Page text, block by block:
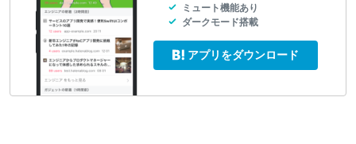
ミュート機能あり
ダークモード搭載
アプリをダウンロード